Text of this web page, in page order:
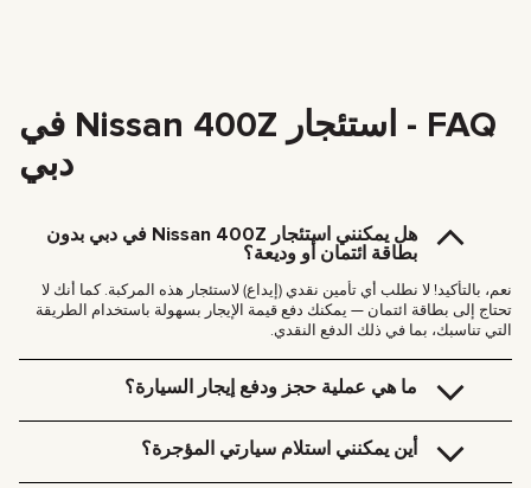
FAQ - استئجار Nissan 400Z في
دبي
هل يمكنني استئجار Nissan 400Z في دبي بدون
بطاقة ائتمان أو وديعة؟
نعم، بالتأكيد! لا نطلب أي تأمين نقدي (إيداع) لاستئجار هذه المركبة. كما أنك لا
تحتاج إلى بطاقة ائتمان — يمكنك دفع قيمة الإيجار بسهولة باستخدام الطريقة
التي تناسبك، بما في ذلك الدفع النقدي.
ما هي عملية حجز ودفع إيجار السيارة؟
اختر التواريخ المناسبة لك وحدد السيارة التي تريدها.
اضغط على زر«استئجار»في صفحة السيارة لملء نموذج سريع، أو
أين يمكنني استلام سيارتي المؤجرة؟